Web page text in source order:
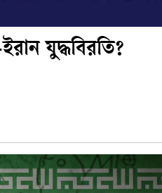
যুদ্ধবিরতি?